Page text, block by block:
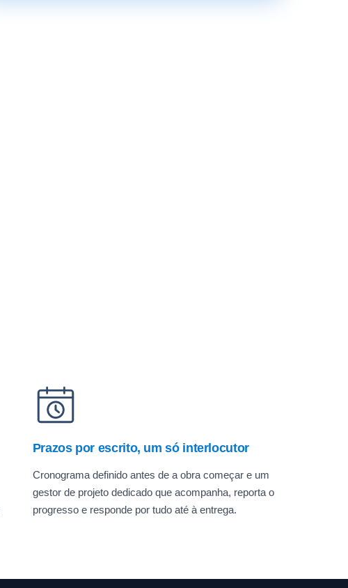
Prazos por escrito, um só interlocutor
Cronograma definido antes de a obra começar e um
gestor de projeto dedicado que acompanha, reporta o
progresso e responde por tudo até à entrega.